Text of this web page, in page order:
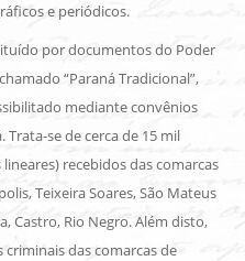
e periódicos.
por documentos do Poder
“Paraná Tradicional”,
mediante convênios
Trata-se de cerca de 15 mil
recebidos das comarcas
Teixeira Soares, São Mateus
Castro, Rio Negro. Além disto,
das comarcas de